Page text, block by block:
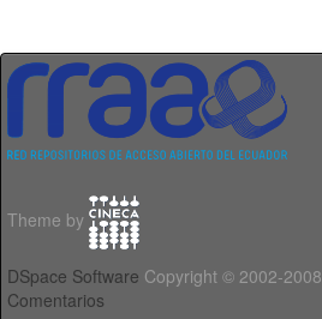
Theme by
DSpace Software Copyright © 2002-2008
Comentarios